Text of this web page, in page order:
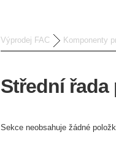
Výprodej FAC Komponenty
Střední řada
Sekce neobsahuje žádné